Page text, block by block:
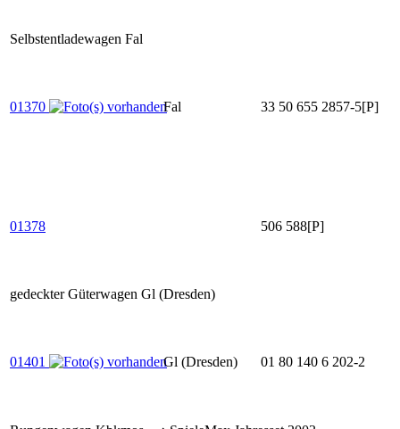
Selbstentladewagen Fal
01370 Fal 33 50 655 2857-5[P]
01378 506 588[P]
gedeckter Güterwagen Gl (Dresden)
01401 Gl (Dresden) 01 80 140 6 202-2